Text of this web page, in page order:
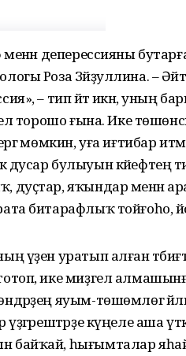
менән деперессияны
Роза Зәйҙуллина. –
– тип әйтә икән, уның
торошо ғына. Ике
мөмкин, уға иғтибар
дусар булыуын
дуҫтар, яҡындар менән
битарафлыҡ тойғоһо,
үҙен уратып алған
ике миҙгел
яуым-төшөмлөгә
үҙгәрештәрҙе күңеле аша
һығымталар яһай